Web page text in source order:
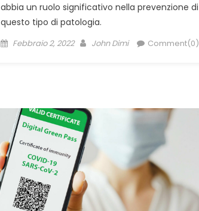
abbia un ruolo significativo nella prevenzione di
questo tipo di patologia.
Posted
Febbraio 2, 2022 Author
John Dimi Comment(0)